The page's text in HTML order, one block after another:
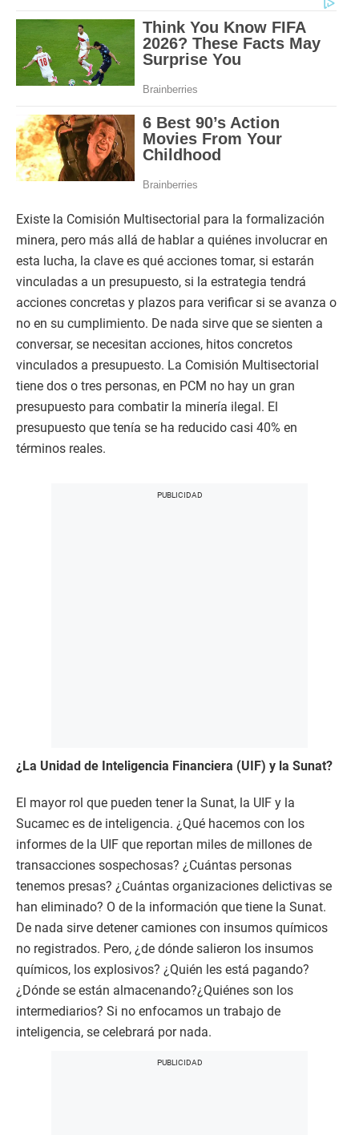
Existe la Comisión Multisectorial para la formalización
minera, pero más allá de hablar a quiénes involucrar en
esta lucha, la clave es qué acciones tomar, si estarán
vinculadas a un presupuesto, si la estrategia tendrá
acciones concretas y plazos para verificar si se avanza o
no en su cumplimiento. De nada sirve que se sienten a
conversar, se necesitan acciones, hitos concretos
vinculados a presupuesto. La Comisión Multisectorial
tiene dos o tres personas, en PCM no hay un gran
presupuesto para combatir la minería ilegal. El
presupuesto que tenía se ha reducido casi 40% en
términos reales.
¿La Unidad de Inteligencia Financiera (UIF) y la Sunat?
El mayor rol que pueden tener la Sunat, la UIF y la
Sucamec es de inteligencia. ¿Qué hacemos con los
informes de la UIF que reportan miles de millones de
transacciones sospechosas? ¿Cuántas personas
tenemos presas? ¿Cuántas organizaciones delictivas se
han eliminado? O de la información que tiene la Sunat.
De nada sirve detener camiones con insumos químicos
no registrados. Pero, ¿de dónde salieron los insumos
químicos, los explosivos? ¿Quién les está pagando?
¿Dónde se están almacenando?¿Quiénes son los
intermediarios? Si no enfocamos un trabajo de
inteligencia, se celebrará por nada.